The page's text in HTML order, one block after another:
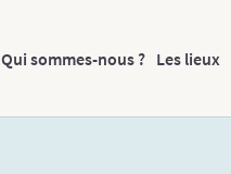
Qui sommes-nous ? Les lieux